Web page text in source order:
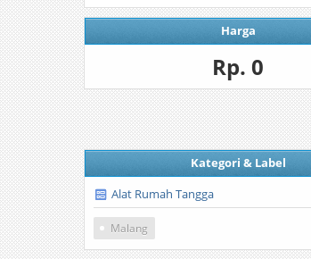
Harga
Rp. 0
Kategori & Label
Alat Rumah Tangga
Malang